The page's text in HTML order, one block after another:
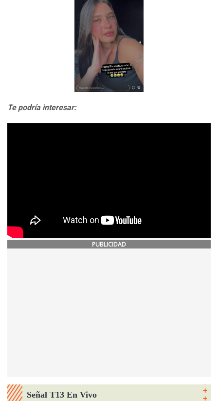
Te podría interesar:
PUBLICIDAD
Señal T13 En Vivo